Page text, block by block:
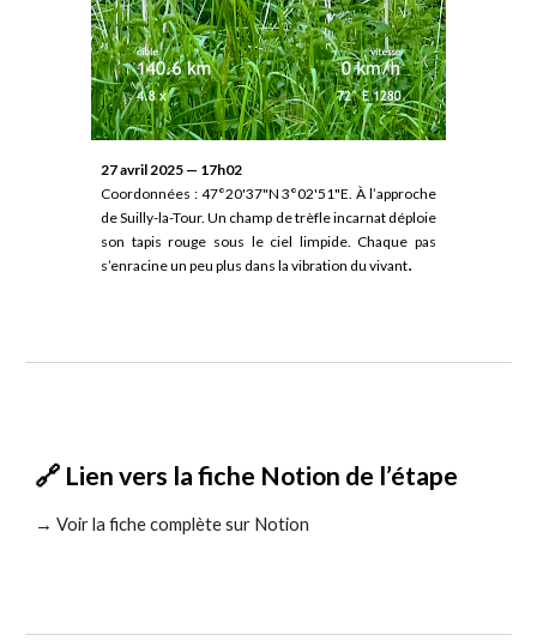
27 avril 2025 — 17h02
Coordonnées : 47°20'37"N 3°02'51"E. À l’approche
de Suilly-la-Tour. Un champ de trèfle incarnat déploie
son tapis rouge sous le ciel limpide. Chaque pas
s’enracine un peu plus dans la vibration du vivant.
🔗 Lien vers la fiche Notion de l’étape
→ Voir la fiche complète sur Notion